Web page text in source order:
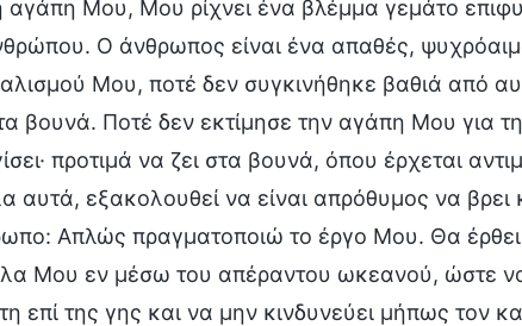
αγάπη Μου, Μου ρίχνει ένα βλέμμα γεμάτο
Ο άνθρωπος είναι ένα απαθές,
Μου, ποτέ δεν συγκινήθηκε βαθιά από
βουνά. Ποτέ δεν εκτίμησε την αγάπη Μου για
προτιμά να ζει στα βουνά, όπου έρχεται
αυτά, εξακολουθεί να είναι απρόθυμος να βρει
Απλώς πραγματοποιώ το έργο Μου. Θα
Μου εν μέσω του απέραντου ωκεανού, ώστε
επί της γης και να μην κινδυνεύει μήπως τον